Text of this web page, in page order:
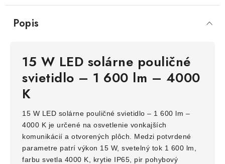
Popis
15 W LED solárne pouličné
svietidlo – 1 600 lm – 4000
K
15 W LED solárne pouličné svietidlo – 1 600 lm –
4000 K je určené na osvetlenie vonkajších
komunikácií a otvorených plôch. Medzi potvrdené
parametre patrí výkon 15 W, svetelný tok 1 600 lm,
farbu svetla 4000 K, krytie IP65, pir pohybový